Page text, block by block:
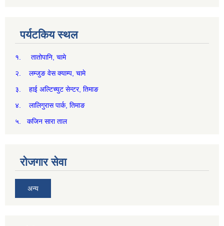
पर्यटकिय स्थल
१. तातोपानि, चामे
२. लम्जुङ वेस क्याम्प, चामे
३. हाई अल्टिच्युट सेन्टर, तिमाङ
४. लालिगुरास पार्क, तिमाङ
५. कजिन सारा ताल
रोजगार सेवा
अन्य